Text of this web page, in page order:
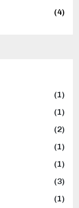
(4)
(1)
(1)
(2)
(1)
(1)
(3)
(1)